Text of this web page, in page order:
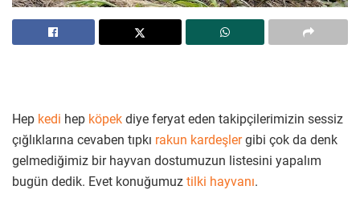
Hep kedi hep köpek diye feryat eden takipçilerimizin sessiz
çığlıklarına cevaben tıpkı rakun kardeşlergibi çok da denk
gelmediğimiz bir hayvan dostumuzun listesini yapalım
bugün dedik. Evet konuğumuz tilki hayvanı.